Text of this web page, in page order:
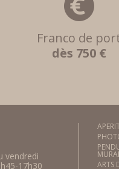
Franco de
dès 750 €
vendredi
17h30
ARTS